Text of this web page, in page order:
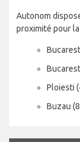
Autonom
proximité pour
Ploiesti
Buzau